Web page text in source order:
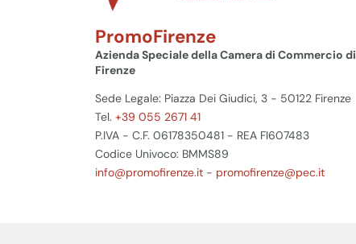
PromoFirenze
Azienda Speciale della Camera di Commercio di
Firenze
Sede Legale: Piazza Dei Giudici, 3 - 50122 Firenze
Tel. +39 055 2671 41
P.IVA - C.F. 06178350481 - REA FI607483
Codice Univoco: BMMS89
info@promofirenze.it - promofirenze@pec.it